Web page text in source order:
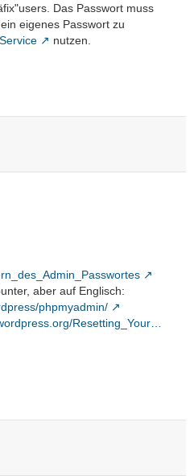
Das Passwort muss
eigenes Passwort zu
nutzen.
aber auf Englisch:
phpmyadmin/
Resetting_Your…